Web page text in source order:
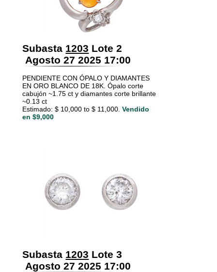
Subasta 1203 Lote 2
Agosto 27 2025 17:00
PENDIENTE CON ÓPALO Y DIAMANTES
EN ORO BLANCO DE 18K. Ópalo corte
cabujón ~1.75 ct y diamantes corte brillante
~0.13 ct
Estimado: $ 10,000 to $ 11,000. Vendido
en $9,000
Subasta 1203 Lote 3
Agosto 27 2025 17:00